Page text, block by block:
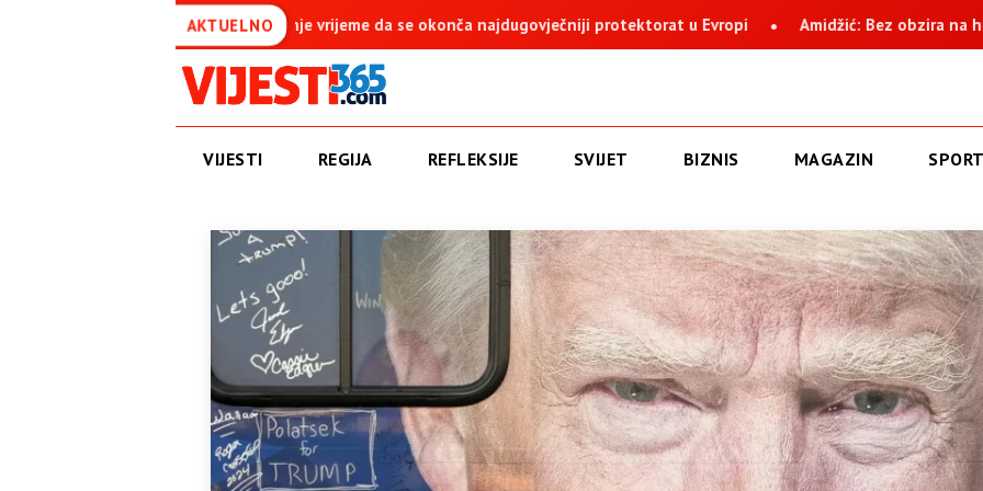
AKTUELNO
Krajnje vrijeme da se okonča najdugovječniji protektorat u Evropi Amidžić: Bez obzira na histeriju i nervozu, Suljagić i
VIJESTI REGIJA REFLEKSIJE SVIJET BIZNIS MAGAZIN SPORT